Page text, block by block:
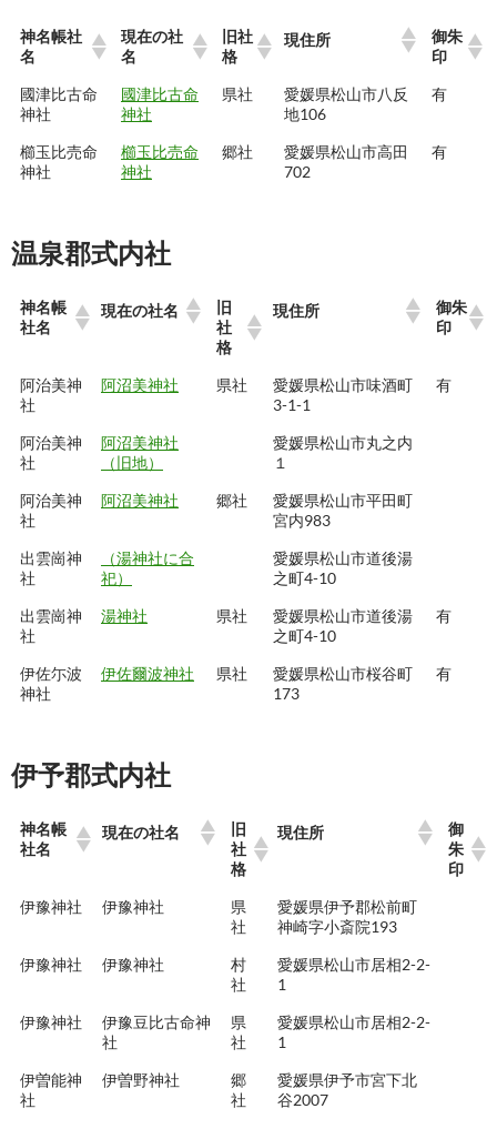
神名帳社
名
現在の社
名
旧社
格
現住所
御朱
印
國津比古命
神社
國津比古命
神社
県社
愛媛県松山市八反
地106
有
櫛玉比売命
神社
櫛玉比売命
神社
郷社
愛媛県松山市高田
702
有
温泉郡式内社
神名帳
社名
現在の社名
旧
社
格
現住所
御朱
印
阿治美神
社
阿沼美神社 県社
愛媛県松山市味酒町
3-1-1
有
阿治美神
社
阿沼美神社
（旧地）
愛媛県松山市丸之内
１
阿治美神
社
阿沼美神社 郷社
愛媛県松山市平田町
宮内983
出雲崗神
社
（湯神社に合
祀）
愛媛県松山市道後湯
之町4-10
出雲崗神
社
湯神社 県社
愛媛県松山市道後湯
之町4-10
有
伊佐尓波
神社
伊佐爾波神社 県社
愛媛県松山市桜谷町
173
有
伊予郡式内社
神名帳
社名
現在の社名
旧
社
格
現住所
御
朱
印
伊豫神社
伊豫神社
県
社
愛媛県伊予郡松前町
神崎字小斎院193
伊豫神社
伊豫神社
村
社
愛媛県松山市居相2-2-
1
伊豫神社
伊豫豆比古命神
社
県
社
愛媛県松山市居相2-2-
1
伊曽能神
社
伊曽野神社
郷
社
愛媛県伊予市宮下北
谷2007